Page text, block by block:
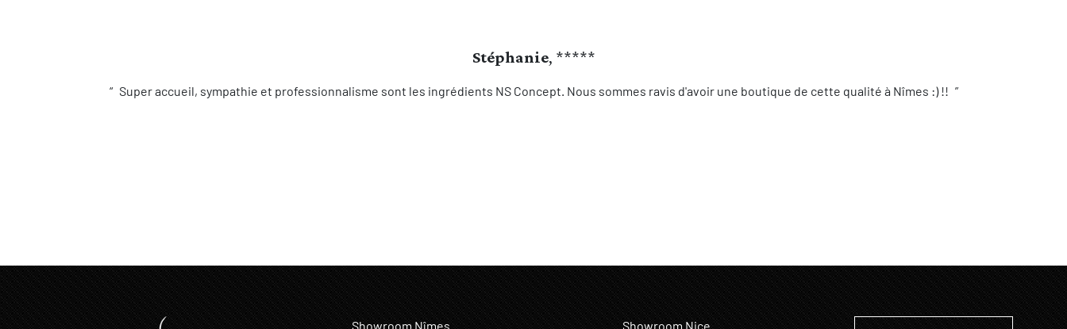
Stéphanie, *****
Super accueil, sympathie et professionnalisme sont les ingrédients NS Concept. Nous sommes ravis d'avoir une boutique de cette qualité à Nîmes :) !!
Showroom Nîmes Showroom Nice